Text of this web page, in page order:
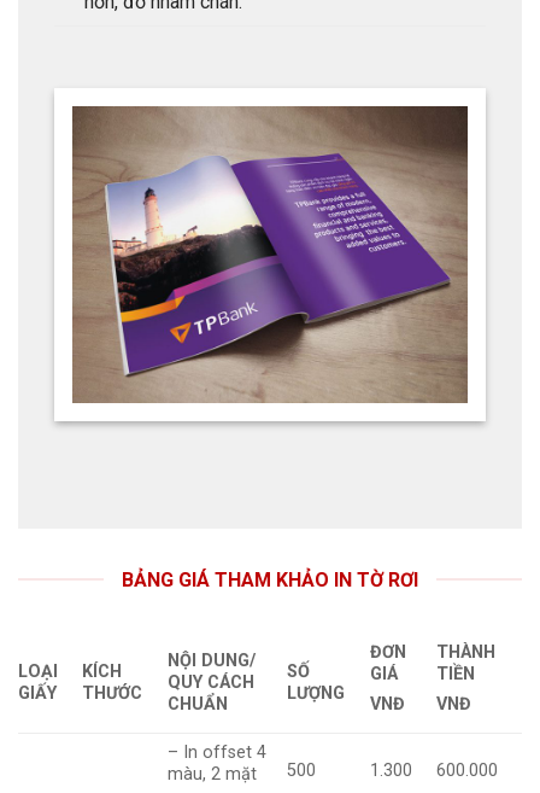
BẢNG GIÁ THAM KHẢO IN TỜ RƠI
LOẠI
GIẤY
KÍCH
THƯỚC
NỘI DUNG/
QUY CÁCH
CHUẨN
SỐ
LƯỢNG
ĐƠN
GIÁ
VNĐ
THÀNH
TIỀN
VNĐ
– In offset 4
màu, 2 mặt
500 1.300 600.000